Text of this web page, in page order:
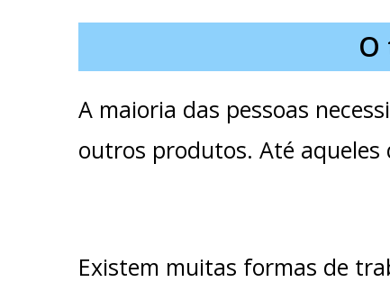
O
A maioria das pessoas
outros produtos. Até
Existem muitas formas de